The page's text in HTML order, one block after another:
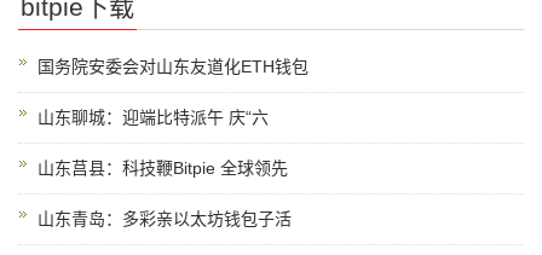
bitpie下载
国务院安委会对山东友道化ETH钱包
山东聊城：迎端比特派午 庆“六
山东莒县：科技鞭Bitpie 全球领先
山东青岛：多彩亲以太坊钱包子活